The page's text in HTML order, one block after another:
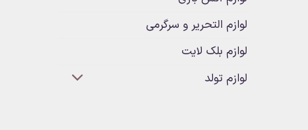
لوازم التحریر و سرگرمی
لوازم بلک لایت
لوازم تولد